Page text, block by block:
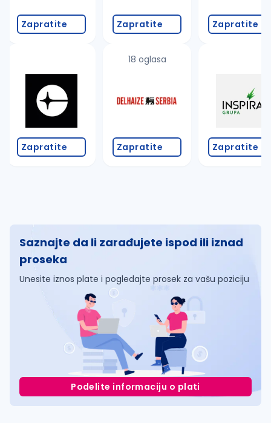
promenite odabrane filtere pretrage
Zapratite
Zapratite
Zapratite
18 oglasa
Zapratite
Zapratite
Zapratite
Saznajte da li zarađujete ispod ili iznad
proseka
Unesite iznos plate i pogledajte prosek za vašu poziciju
Podelite informaciju o plati